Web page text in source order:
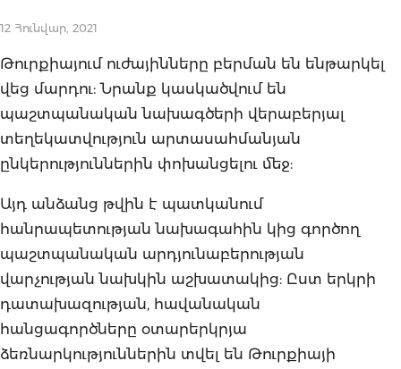
12 Հունվար, 2021
Թուրքիայում ուժայինները բերման են ենթարկել
վեց մարդու: Նրանք կասկածվում են
պաշտպանական նախագծերի վերաբերյալ
տեղեկատվություն արտասահմանյան
ընկերություններին փոխանցելու մեջ:
Այդ անձանց թվին է պատկանում
հանրապետության նախագահին կից գործող
պաշտպանական արդյունաբերության
վարչության նախկին աշխատակից: Ըստ երկրի
դատախազության, հավանական
հանցագործները օտարերկրյա
ձեռնարկություններին տվել են Թուրքիայի